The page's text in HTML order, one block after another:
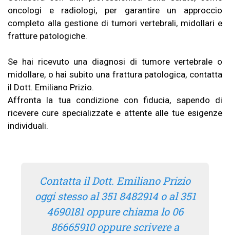
oncologi e radiologi, per garantire un approccio
completo alla gestione di tumori vertebrali, midollari e
fratture patologiche.
Se hai ricevuto una diagnosi di tumore vertebrale o
midollare, o hai subito una frattura patologica, contatta
il Dott. Emiliano Prizio.
Affronta la tua condizione con fiducia, sapendo di
ricevere cure specializzate e attente alle tue esigenze
individuali.
Contatta il Dott. Emiliano Prizio
oggi stesso al 351 8482914 o al 351
4690181 oppure chiama lo 06
86665910 oppure scrivere a